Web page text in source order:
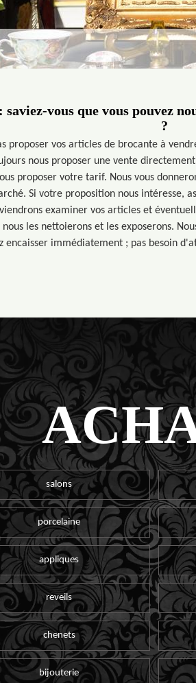
vous que vous pouvez
?
proposer vos articles de brocante à
nous proposer une vente
proposer votre tarif. Nous vous
Si votre proposition nous intéresse,
examiner vos articles et
nous les nettoierons et les exposerons.
encaisser immédiatement ; pas besoin
salons
porcelaine
appliques
reveils
chenets
bijouterie